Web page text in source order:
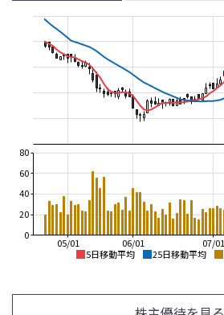
5日移動平均 25日移動平均
07/01
06/01
05/01
0
20
40
60
80